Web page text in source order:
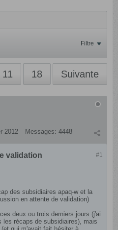
Filtre
11 18 Suivante
2012 Messages: 4448
#1
validation
des subsidiaires apaq-w et la
en attente de validation)
deux ou trois derniers jours (j'ai
les récaps de subsidiaires), mais